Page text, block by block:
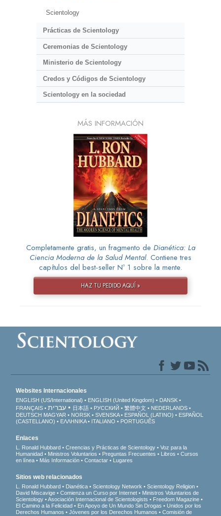
Scientology
Prácticas de Scientology
Ceremonias de Scientology
Ministerio de Scientology
Credos y Códigos de Scientology
Scientology en la sociedad
MÁS INFORMACIÓN
Completamente gratis, un fragmento de Dianética: La
Ciencia Moderna de la Salud Mental. Contiene tres
capítulos del best-seller Nº 1 sobre la mente.
HAZ TU PEDIDO AQUÍ »
Websites Internacionales
ENGLISH (US/International) ENGLISH (United Kingdom)
DANSK
FRANÇAIS
עברית 日本語 РУССКИЙ 繁體中文
NEDERLANDS
DEUTSCH MAGYAR NORSK SVENSKA ESPAÑOL (LATINO)
ESPAÑOL
(CASTELLANO)
ΕΛΛΗΝΙΚA ITALIANO PORTUGUÊS
Enlaces
L. Ronald Hubbard Creencias y Prácticas de Scientology
Voz para la
Humanidad
Ministros Voluntarios Preguntas Frecuentes Libros
Cursos
en línea
Más Información Contactar Lugares
Sitios web relacionados
L. Ronald Hubbard Dianética Scientology Network
Scientology Religion
David Miscavige
Comienza un Curso por Internet
Ministros Voluntarios de
Scientology
Asociación Internacional de Scientologists
Freedom Magazine
El Camino a la Felicidad
En Apoyo de Un Mundo Sin Drogas
Unidos por los
Derechos Humanos
Jóvenes por los Derechos Humanos
Comisión de